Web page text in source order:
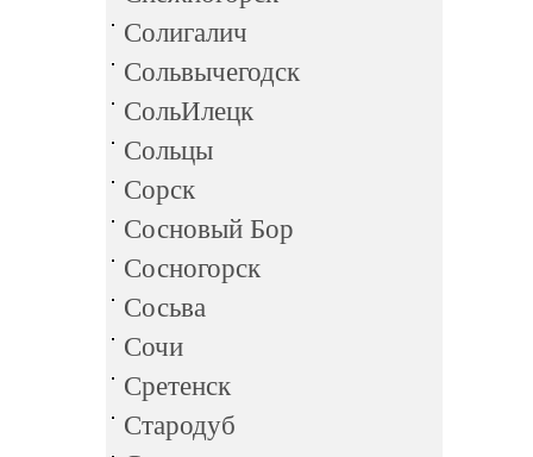
Солигалич
Сольвычегодск
СольИлецк
Сольцы
Сорск
Сосновый Бор
Сосногорск
Сосьва
Сочи
Сретенск
Стародуб